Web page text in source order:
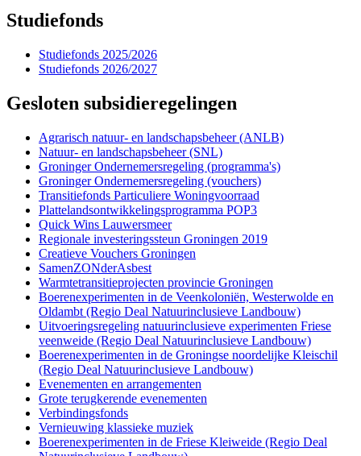
Studiefonds
Studiefonds 2025/2026
Studiefonds 2026/2027
Gesloten subsidieregelingen
Agrarisch natuur- en landschapsbeheer (ANLB)
Natuur- en landschapsbeheer (SNL)
Groninger Ondernemersregeling (programma's)
Groninger Ondernemersregeling (vouchers)
Transitiefonds Particuliere Woningvoorraad
Plattelandsontwikkelingsprogramma POP3
Quick Wins Lauwersmeer
Regionale investeringssteun Groningen 2019
Creatieve Vouchers Groningen
SamenZONderAsbest
Warmtetransitieprojecten provincie Groningen
Boerenexperimenten in de Veenkoloniën, Westerwolde en
Oldambt (Regio Deal Natuurinclusieve Landbouw)
Uitvoeringsregeling natuurinclusieve experimenten Friese
veenweide (Regio Deal Natuurinclusieve Landbouw)
Boerenexperimenten in de Groningse noordelijke Kleischil
(Regio Deal Natuurinclusieve Landbouw)
Evenementen en arrangementen
Grote terugkerende evenementen
Verbindingsfonds
Vernieuwing klassieke muziek
Boerenexperimenten in de Friese Kleiweide (Regio Deal